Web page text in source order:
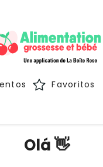
Favoritos
Olá 👋